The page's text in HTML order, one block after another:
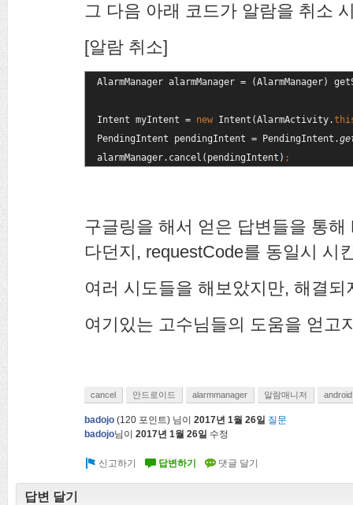
그 다음 아래 코드가 알람을 취소
[알람 취소]
AlarmManager alarmManager = (AlarmManager)
Intent myIntent = new Intent(AlarmActivity.
PendingIntent pendingIntent = PendingIntent.
alarmManager.cancel(pendingIntent) ;
구글링을 해서 얻은 답변들을 통
다던지, requestCode를 동일시 시
여러 시도들을 해보았지만, 해결되
여기있는 고수님들의 도움을 얻고
cancel 안드로이드 alarmmanager 알람매니저 android
badojo (120 포인트) 님이 2017년 1월 26일 질문
badojo님이 2017년 1월 26일 수정
답변 달기